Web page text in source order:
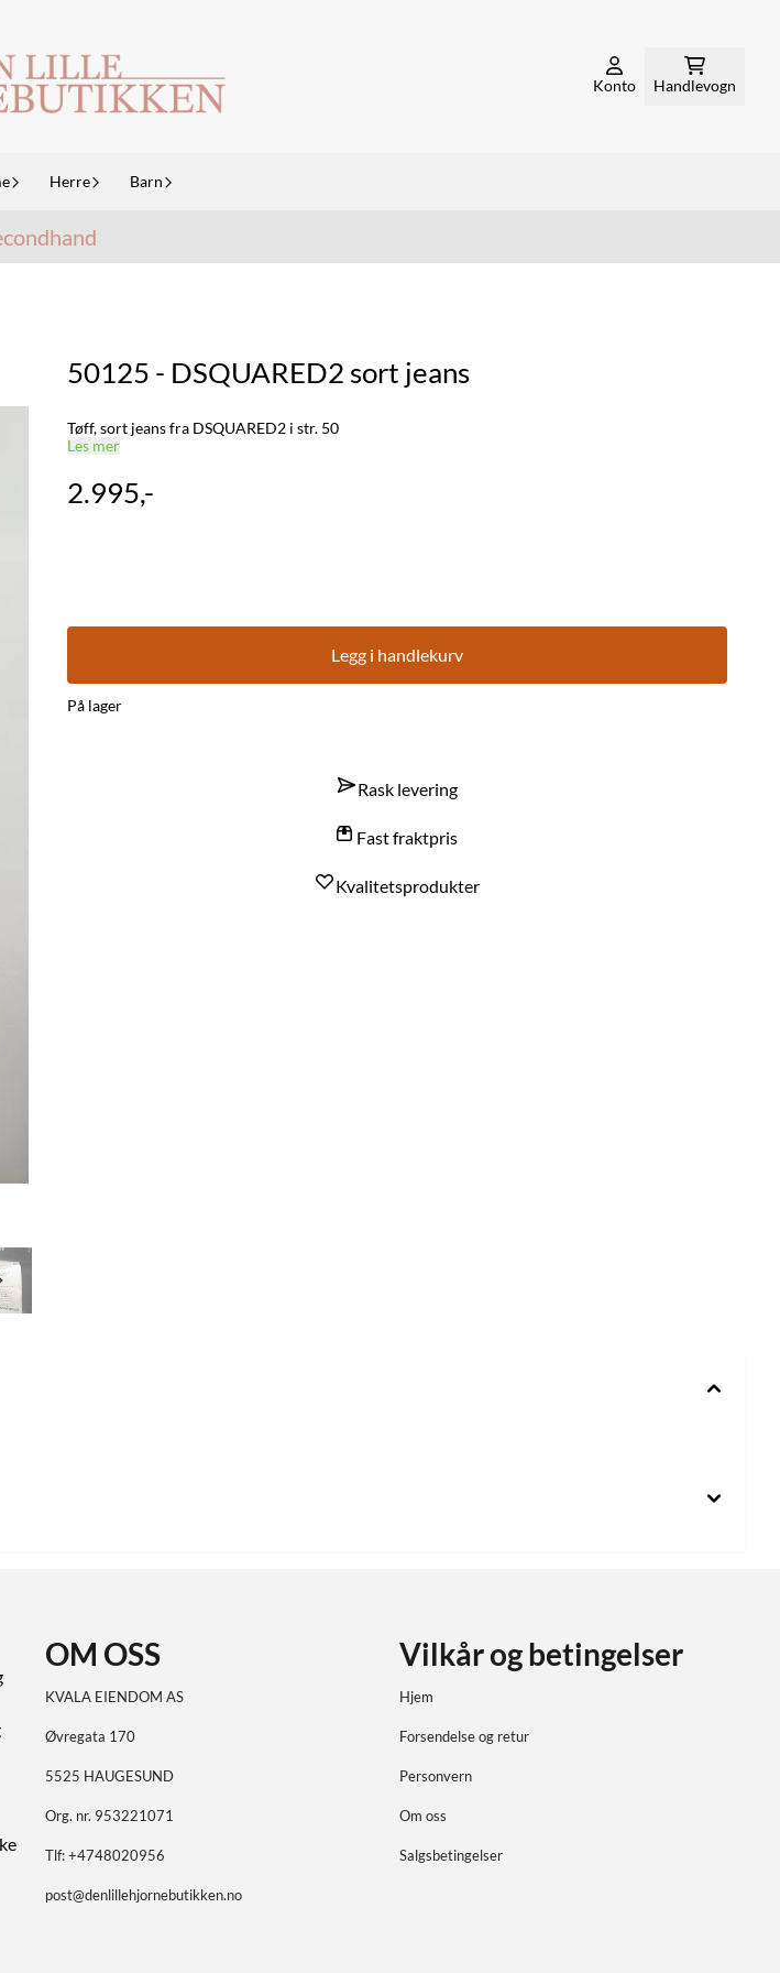
Konto Handlevogn
Herre Barn
50125 - DSQUARED2 sort jeans
Tøff, sort jeans fra DSQUARED2 i str. 50
Les mer
2.995,-
Legg i handlekurv
På lager
Rask levering
Fast fraktpris
Kvalitetsprodukter
OM OSS
KVALA EIENDOM AS
Øvregata 170
5525 HAUGESUND
Org. nr. 953221071
Tlf:+4748020956
post@denlillehjornebutikken.no
Vilkår og betingelser
Hjem
Forsendelse og retur
Personvern
Om oss
Salgsbetingelser